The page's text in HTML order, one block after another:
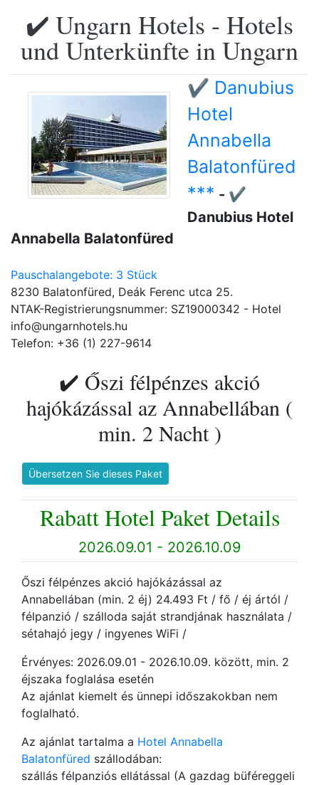
✔️ Ungarn Hotels - Hotels
und Unterkünfte in Ungarn
✔️ Danubius
Hotel
Annabella
Balatonfüred
*** - ✔️
Danubius Hotel
Annabella Balatonfüred
Pauschalangebote: 3 Stück
8230 Balatonfüred, Deák Ferenc utca 25.
NTAK-Registrierungsnummer: SZ19000342 - Hotel
info@ungarnhotels.hu
Telefon: +36 (1) 227-9614
✔️ Őszi félpénzes akció
hajókázással az Annabellában (
min. 2 Nacht )
Übersetzen Sie dieses Paket
Rabatt Hotel Paket Details
2026.09.01 - 2026.10.09
Őszi félpénzes akció hajókázással az
Annabellában (min. 2 éj) 24.493 Ft / fő / éj ártól /
félpanzió / szálloda saját strandjának használata /
sétahajó jegy / ingyenes WiFi /
Érvényes: 2026.09.01 - 2026.10.09. között, min. 2
éjszaka foglalása esetén
Az ajánlat kiemelt és ünnepi időszakokban nem
foglalható.
Az ajánlat tartalma a Hotel Annabella
Balatonfüred szállodában:
szállás félpanziós ellátással (A gazdag büféreggeli